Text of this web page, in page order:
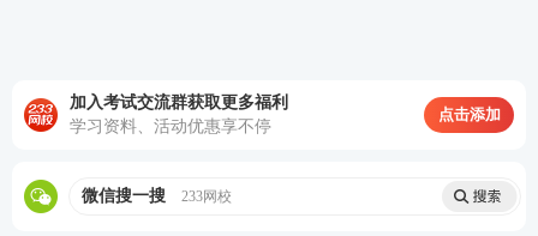
加入考试交流群获取更多福利
学习资料、活动优惠享不停
点击添加
微信搜一搜 233网校